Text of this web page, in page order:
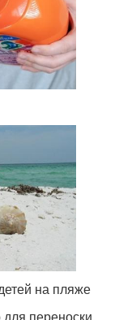
на пляже